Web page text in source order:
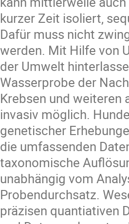
kurzer Zeit isoliert,
Dafür muss nicht
werden. Mit Hilfe von
der Umwelt
Wasserprobe der
Krebsen und weiteren
invasiv möglich.
genetischer
die umfassenden
taxonomische
unabhängig vom
Probendurchsatz.
präzisen quantiativen